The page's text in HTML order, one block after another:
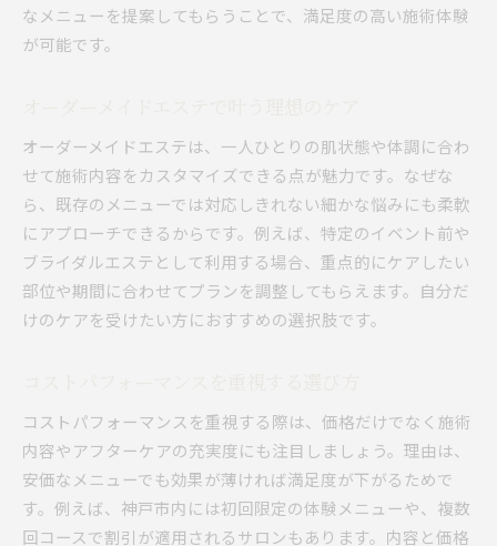
なメニューを提案してもらうことで、満足度の高い施術体験
が可能です。
オーダーメイドエステは、一人ひとりの肌状態や体調に合わ
せて施術内容をカスタマイズできる点が魅力です。なぜな
ら、既存のメニューでは対応しきれない細かな悩みにも柔軟
にアプローチできるからです。例えば、特定のイベント前や
ブライダルエステとして利用する場合、重点的にケアしたい
部位や期間に合わせてプランを調整してもらえます。自分だ
けのケアを受けたい方におすすめの選択肢です。
コストパフォーマンスを重視する際は、価格だけでなく施術
内容やアフターケアの充実度にも注目しましょう。理由は、
安価なメニューでも効果が薄ければ満足度が下がるためで
す。例えば、神戸市内には初回限定の体験メニューや、複数
回コースで割引が適用されるサロンもあります。内容と価格